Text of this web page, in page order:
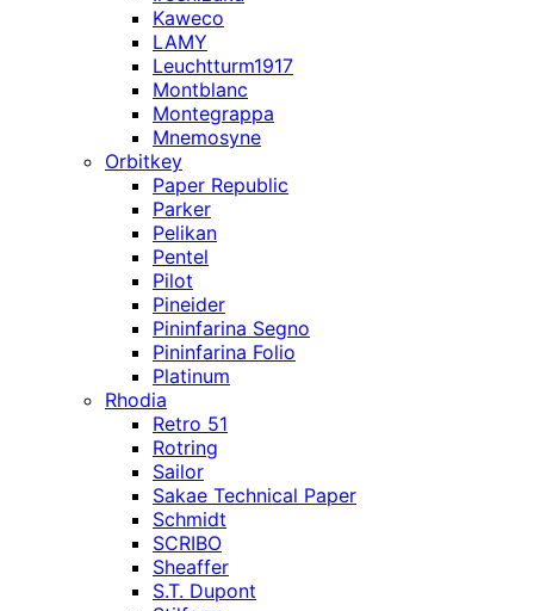
Kaweco
LAMY
Leuchtturm1917
Montblanc
Montegrappa
Mnemosyne
Orbitkey
Paper Republic
Parker
Pelikan
Pentel
Pilot
Pineider
Pininfarina Segno
Pininfarina Folio
Platinum
Rhodia
Retro 51
Rotring
Sailor
Sakae Technical Paper
Schmidt
SCRIBO
Sheaffer
S.T. Dupont